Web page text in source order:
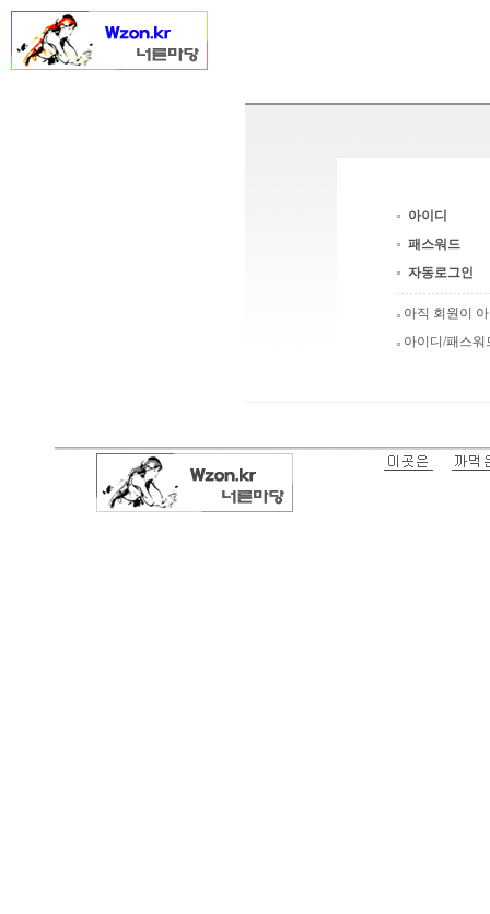
아이디
패스워드
자동로그인
아직 회원이
아이디/패스